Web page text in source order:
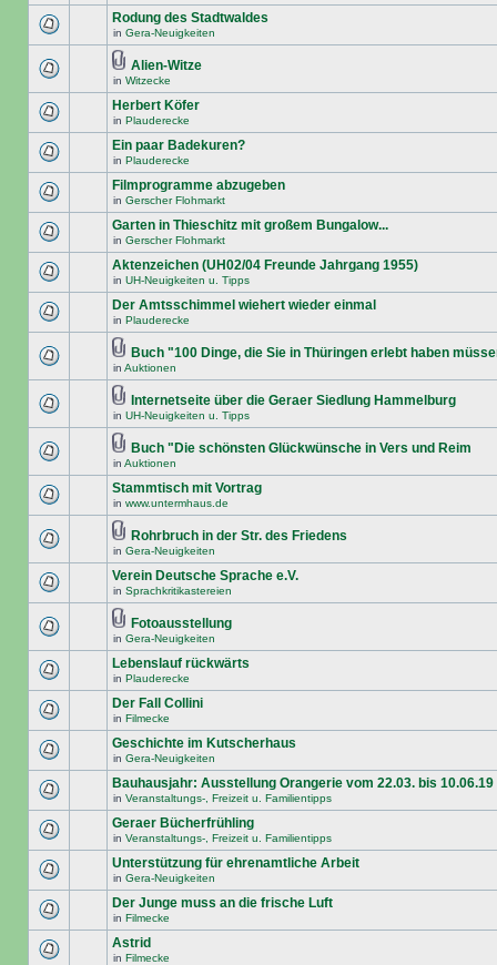
Rodung des Stadtwaldes
in Gera-Neuigkeiten
Alien-Witze
in Witzecke
Herbert Köfer
in Plauderecke
Ein paar Badekuren?
in Plauderecke
Filmprogramme abzugeben
in Gerscher Flohmarkt
Garten in Thieschitz mit großem Bungalow...
in Gerscher Flohmarkt
Aktenzeichen (UH02/04 Freunde Jahrgang 1955)
in UH-Neuigkeiten u. Tipps
Der Amtsschimmel wiehert wieder einmal
in Plauderecke
Buch "100 Dinge, die Sie in Thüringen erlebt haben
in Auktionen
Internetseite über die Geraer Siedlung Hammelburg
in UH-Neuigkeiten u. Tipps
Buch "Die schönsten Glückwünsche in Vers und Reim
in Auktionen
Stammtisch mit Vortrag
in www.untermhaus.de
Rohrbruch in der Str. des Friedens
in Gera-Neuigkeiten
Verein Deutsche Sprache e.V.
in Sprachkritikastereien
Fotoausstellung
in Gera-Neuigkeiten
Lebenslauf rückwärts
in Plauderecke
Der Fall Collini
in Filmecke
Geschichte im Kutscherhaus
in Gera-Neuigkeiten
Bauhausjahr: Ausstellung Orangerie vom 22.03. bis 10.06.19
in Veranstaltungs-, Freizeit u. Familientipps
Geraer Bücherfrühling
in Veranstaltungs-, Freizeit u. Familientipps
Unterstützung für ehrenamtliche Arbeit
in Gera-Neuigkeiten
Der Junge muss an die frische Luft
in Filmecke
Astrid
in Filmecke